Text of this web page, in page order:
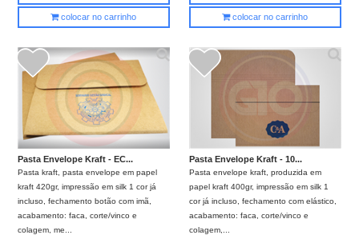
colocar no carrinho colocar no carrinho
Pasta Envelope Kraft - EC...
Pasta kraft, pasta envelope em papel
kraft 420gr, impressão em silk 1 cor já
incluso, fechamento botão com imã,
acabamento: faca, corte/vinco e
colagem, me...
Pasta Envelope Kraft - 10...
Pasta envelope kraft, produzida em
papel kraft 400gr, impressão em silk 1
cor já incluso, fechamento com elástico,
acabamento: faca, corte/vinco e
colagem,...